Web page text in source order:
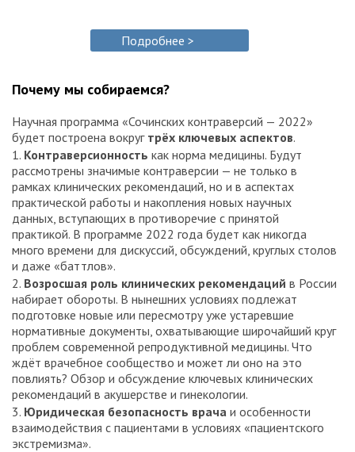
Подробнее >
Почему мы собираемся?
Научная программа «Сочинских контраверсий — 2022»
будет построена вокруг трёх ключевых аспектов.
1. Контраверсионность как норма медицины. Будут
рассмотрены значимые контраверсии — не только в
рамках клинических рекомендаций, но и в аспектах
практической работы и накопления новых научных
данных, вступающих в противоречие с принятой
практикой. В программе 2022 года будет как никогда
много времени для дискуссий, обсуждений, круглых столов
и даже «баттлов».
2. Возросшая роль клинических рекомендаций в России
набирает обороты. В нынешних условиях подлежат
подготовке новые или пересмотру уже устаревшие
нормативные документы, охватывающие широчайший круг
проблем современной репродуктивной медицины. Что
ждёт врачебное сообщество и может ли оно на это
повлиять? Обзор и обсуждение ключевых клинических
рекомендаций в акушерстве и гинекологии.
3. Юридическая безопасность врача и особенности
взаимодействия с пациентами в условиях «пациентского
экстремизма».